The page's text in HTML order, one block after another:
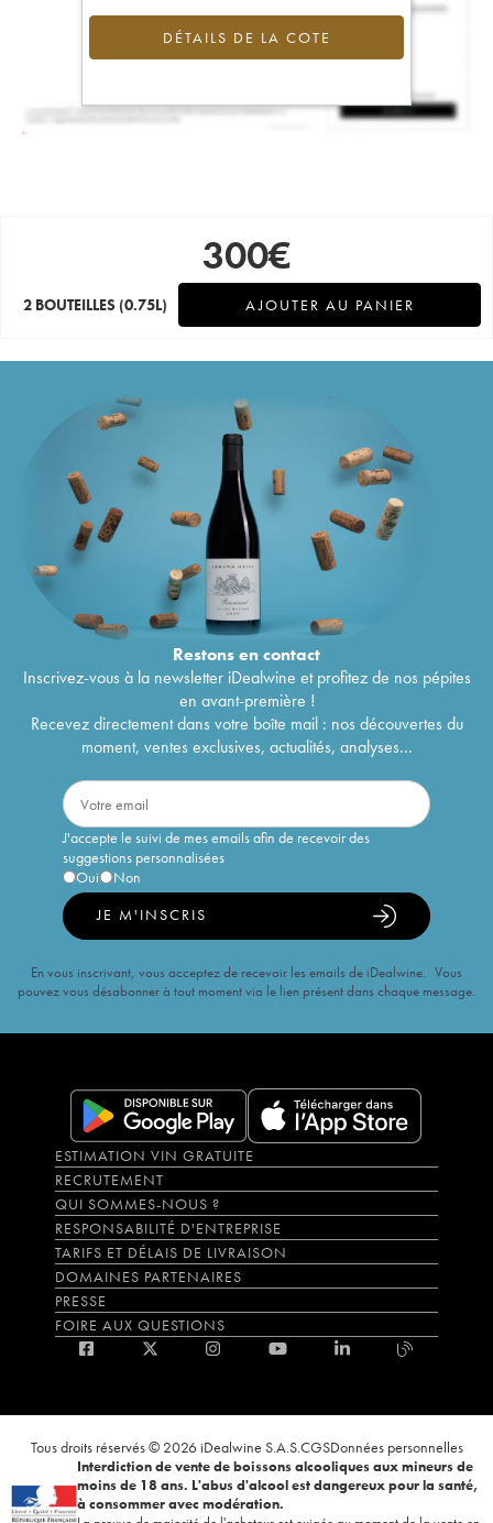
DÉTAILS DE LA COTE
300€
2 BOUTEILLES (0.75L) AJOUTER AU PANIER
Restons encontact
Inscrivez-vous à la newsletter iDealwine et profitez de nos pépites
en avant-première !
Recevez directement dans votre boîte mail : nos découvertes du
moment, ventes exclusives, actualités, analyses...
J'accepte le suivi de mes emails afin de recevoir des
suggestions personnalisées
Oui
Non
JE M'INSCRIS
En vous inscrivant, vous acceptez de recevoir les emails de iDealwine. Vous
pouvez vous désabonner à tout moment via le lien présent dans chaque message.
ESTIMATION VIN GRATUITE
RECRUTEMENT
QUI SOMMES-NOUS ?
RESPONSABILITÉ D'ENTREPRISE
TARIFS ET DÉLAIS DE LIVRAISON
DOMAINES PARTENAIRES
PRESSE
FOIRE AUX QUESTIONS
Tous droits réservés © 2026 iDealwine S.A.S.CGSDonnées personnelles
Interdiction de vente de boissons alcooliques aux mineurs de
moins de 18 ans. L'abus d'alcool est dangereux pour la santé,
à consommer avec modération.